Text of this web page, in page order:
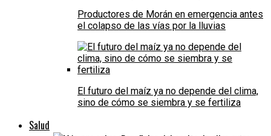
Productores de Morán en emergencia antes
el colapso de las vías por la lluvias
El futuro del maíz ya no depende del clima,
sino de cómo se siembra y se fertiliza
Salud